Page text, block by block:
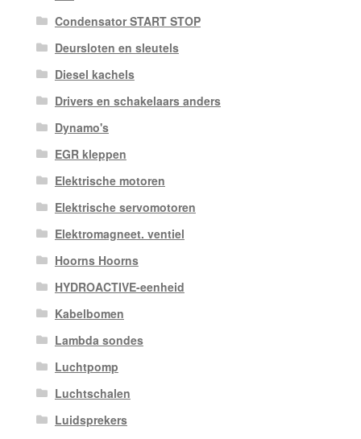
Condensator START STOP
Deursloten en sleutels
Diesel kachels
Drivers en schakelaars anders
Dynamo's
EGR kleppen
Elektrische motoren
Elektrische servomotoren
Elektromagneet. ventiel
Hoorns Hoorns
HYDROACTIVE-eenheid
Kabelbomen
Lambda sondes
Luchtpomp
Luchtschalen
Luidsprekers